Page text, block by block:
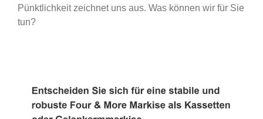
Pünktlichkeit zeichnet uns aus. Was können wir für Sie
tun?